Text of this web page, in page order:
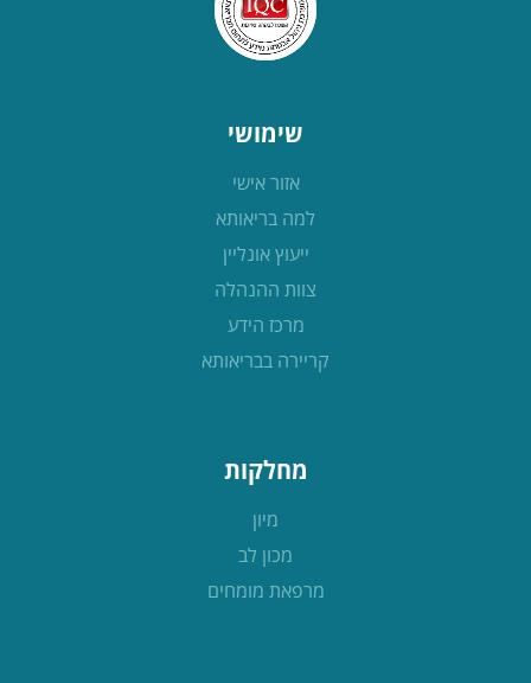
שימושי
אזור אישי
למה בריאותא
ייעוץ אונליין
צוות ההנהלה
מרכז הידע
קריירה בבריאותא
מחלקות
מיון
מכון לב
מרפאת מומחים